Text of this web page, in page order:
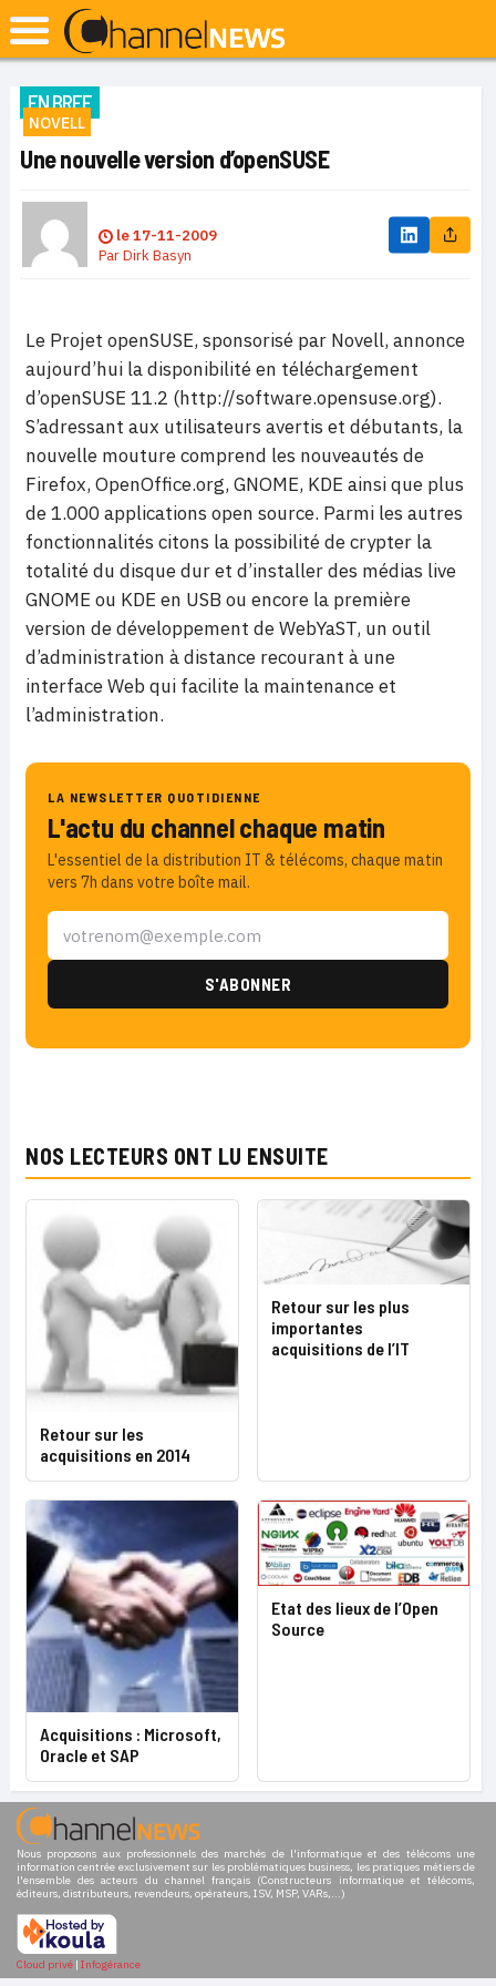
EN BREF
NOVELL
Une nouvelle version d’openSUSE
le17-11-2009
ParDirk Basyn
Le Projet openSUSE, sponsorisé par Novell, annonce
aujourd’hui la disponibilité en téléchargement
d’openSUSE 11.2 (http://software.opensuse.org).
S’adressant aux utilisateurs avertis et débutants, la
nouvelle mouture comprend les nouveautés de
Firefox, OpenOffice.org, GNOME, KDE ainsi que plus
de 1.000 applications open source. Parmi les autres
fonctionnalités citons la possibilité de crypter la
totalité du disque dur et d’installer des médias live
GNOME ou KDE en USB ou encore la première
version de développement de WebYaST, un outil
d’administration à distance recourant à une
interface Web qui facilite la maintenance et
l’administration.
LA NEWSLETTER QUOTIDIENNE
L'actu du channel chaque matin
L'essentiel de la distribution IT & télécoms, chaque matin
vers 7h dans votre boîte mail.
NOS LECTEURS ONT LU ENSUITE
Retour sur les
acquisitions en 2014
Retour sur les plus
importantes
acquisitions de l’IT
Acquisitions : Microsoft,
Oracle et SAP
Etat des lieux de l’Open
Source
Nous proposons aux professionnels des marchés de l'informatique et des télécoms une
information centrée exclusivement sur les problématiques business, les pratiques métiers de
l'ensemble des acteurs du channel français (Constructeurs informatique et télécoms,
éditeurs, distributeurs, revendeurs, opérateurs, ISV, MSP, VARs,...)
Cloud privé | Infogérance